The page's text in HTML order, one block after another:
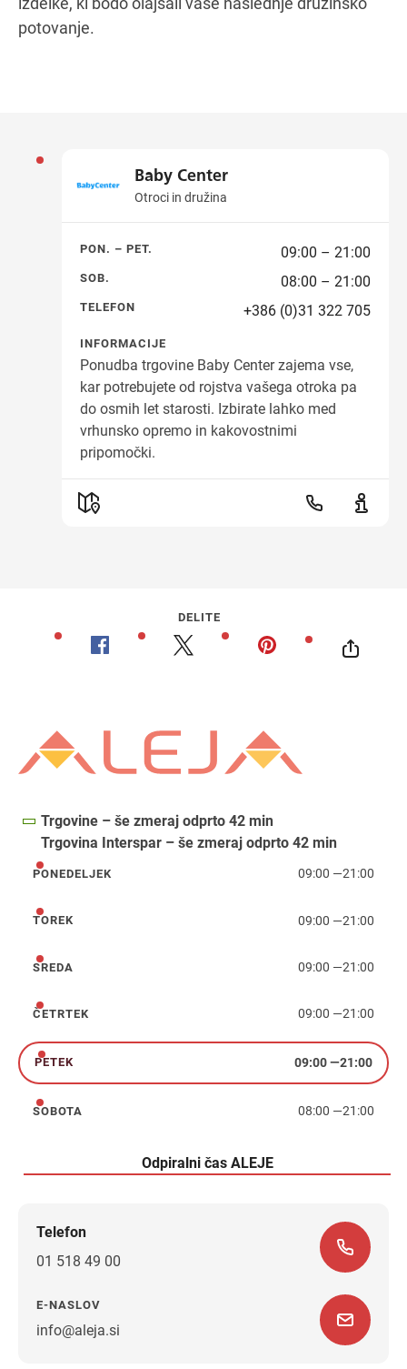
potovanje.
Baby Center
Otroci in družina
PON. – PET. 09:00 – 21:00
SOB. 08:00 – 21:00
TELEFON +386 (0)31 322 705
INFORMACIJE
Ponudba trgovine Baby Center zajema vse,
kar potrebujete od rojstva vašega otroka pa
do osmih let starosti. Izbirate lahko med
vrhunsko opremo in kakovostnimi
pripomočki.
DELITE
Trgovine – še zmeraj odprto 42 min
Trgovina Interspar – še zmeraj odprto 42 min
ponedeljek
PONEDELJEK 09:00 —21:00
torek
TOREK 09:00 —21:00
sreda
SREDA 09:00 —21:00
četrtek
ČETRTEK 09:00 —21:00
petek
PETEK 09:00—21:00
sobota
SOBOTA 08:00 —21:00
Odpiralni čas ALEJE
Telefon
01 518 49 00
E-NASLOV
info@aleja.si